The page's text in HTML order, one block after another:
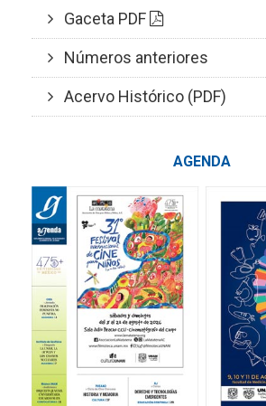
Gaceta PDF
Números anteriores
Acervo Histórico (PDF)
AGENDA